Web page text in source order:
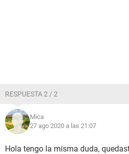
RESPUESTA 2 / 2
Mica
27 ago 2020 a las 21:07
Hola tengo la misma duda,